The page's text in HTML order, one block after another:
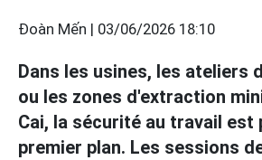
Đoàn Mến | 03/06/2026 18:10
Dans les usines, les ateliers
ou les zones d'extraction
Cai, la sécurité au travail est
premier plan. Les sessions